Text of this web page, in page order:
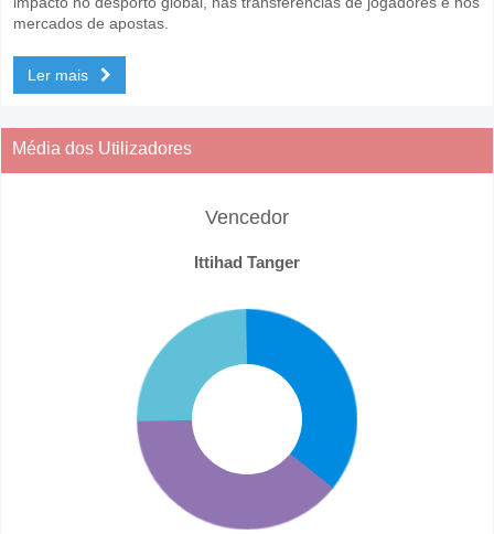
mercados de apostas.
Ler mais
Média dos Utilizadores
Vencedor
Ittihad Tanger